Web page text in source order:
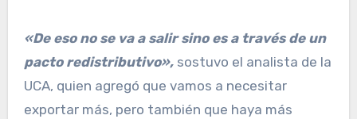
«De eso no se va a salir sino es a través de un
pacto redistributivo»,sostuvo el analista de la
UCA, quien agregó que vamos a necesitar
exportar más, pero también que haya más